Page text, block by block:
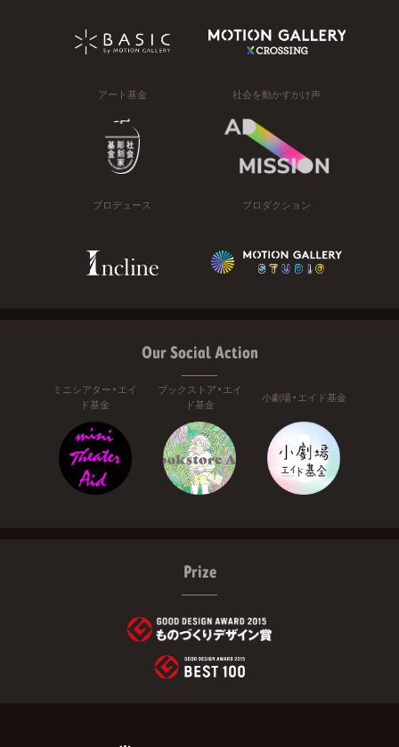
アート基金 社会を動かすかけ声
プロデュース プロダクション
Our Social Action
ミニシアター・エイ
ド基金
ブックストア・エイ
ド基金
小劇場・エイド基金
Prize